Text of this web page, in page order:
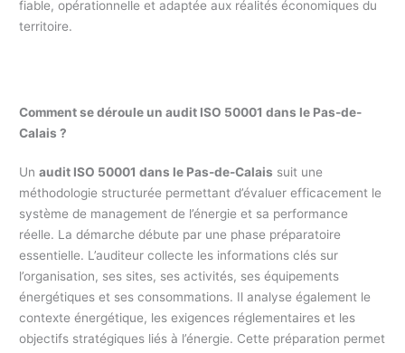
fiable, opérationnelle et adaptée aux réalités économiques du
territoire.
Comment se déroule un audit ISO 50001 dans le Pas-de-
Calais ?
Unaudit ISO 50001 dans le Pas-de-Calais suit une
méthodologie structurée permettant d’évaluer efficacement le
système de management de l’énergie et sa performance
réelle. La démarche débute par une phase préparatoire
essentielle. L’auditeur collecte les informations clés sur
l’organisation, ses sites, ses activités, ses équipements
énergétiques et ses consommations. Il analyse également le
contexte énergétique, les exigences réglementaires et les
objectifs stratégiques liés à l’énergie. Cette préparation permet